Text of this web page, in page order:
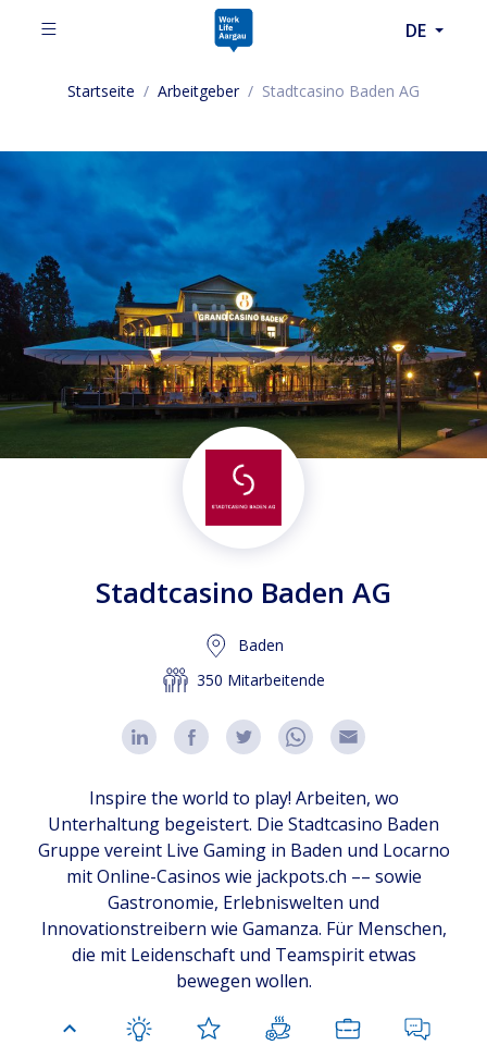
DE
Startseite / Arbeitgeber / Stadtcasino Baden AG
Stadtcasino Baden AG
Baden
350 Mitarbeitende
Inspire the world to play! Arbeiten, wo
Unterhaltung begeistert. Die Stadtcasino Baden
Gruppe vereint Live Gaming in Baden und Locarno
mit Online-Casinos wie jackpots.ch –– sowie
Gastronomie, Erlebniswelten und
Innovationstreibern wie Gamanza. Für Menschen,
die mit Leidenschaft und Teamspirit etwas
bewegen wollen.